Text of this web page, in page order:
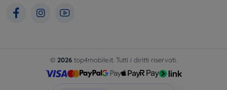
© 2026 top4mobile.it. Tutti i diritti riservati.